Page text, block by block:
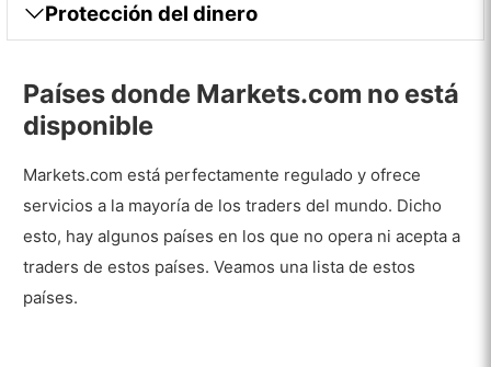
Protección del dinero
Países donde Markets.com no está
disponible
Markets.com está perfectamente regulado y ofrece
servicios a la mayoría de los traders del mundo. Dicho
esto, hay algunos países en los que no opera ni acepta a
traders de estos países. Veamos una lista de estos
países.